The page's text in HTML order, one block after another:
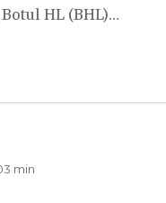
HL (BHL)…
min